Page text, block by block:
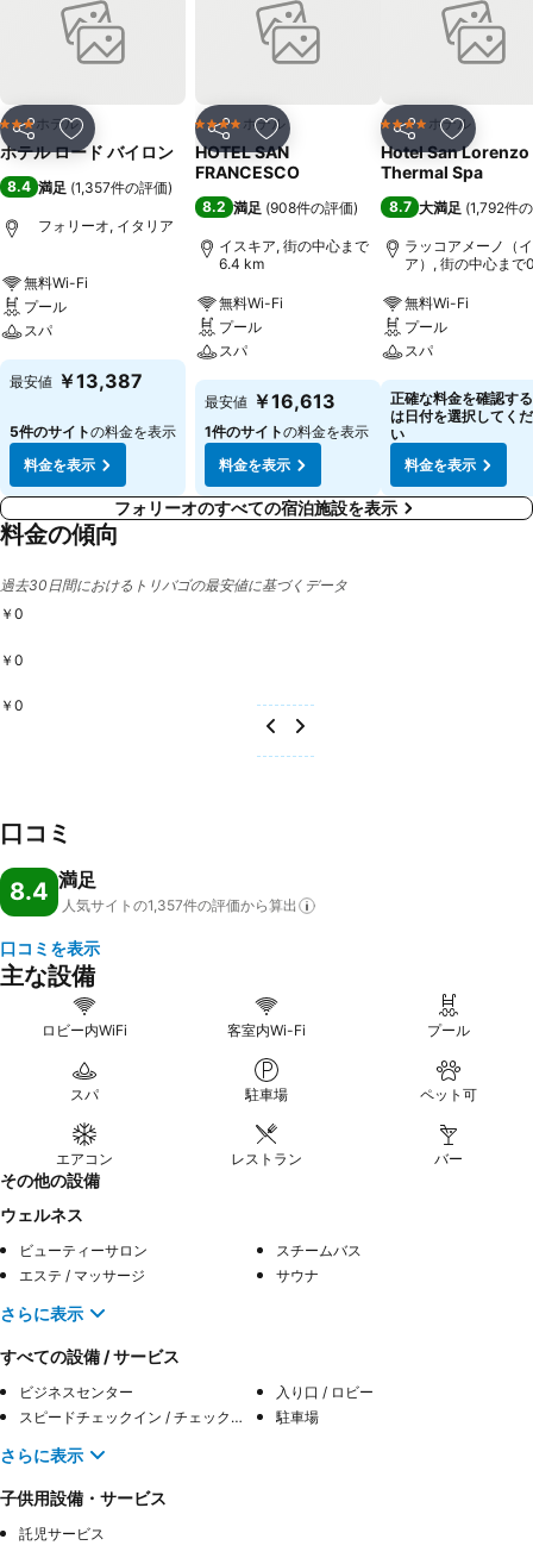
シェア お気に入りに追加
3 ホテルのランク
ホテル
ホテル ロード バイロン
8.4 満足 (1,357件の評価)
フォリーオ, イタリア
無料Wi-Fi
プール
スパ
最安値 ￥13,387
5件のサイトの料金を表示
料金を表示
シェア お気に入りに追加
4 ホテルのランク
ホテル
HOTEL SAN
FRANCESCO
8.2 満足 (908件の評価)
イスキア, 街の中心まで
6.4 km
無料Wi-Fi
プール
スパ
最安値 ￥16,613
1件のサイトの料金を表示
料金を表示
シェア お気に入
4 ホテルのランク
ホテル
Hotel San Lorenzo
Thermal Spa
8.7 大満足 (1,792件
ラッコアメーノ（
ア）, 街の中心まで
無料Wi-Fi
プール
スパ
正確な料金を確認す
は日付を選択してく
い
料金を表示
フォリーオのすべての宿泊施設を表示
料金の傾向
過去30日間におけるトリバゴの最安値に基づくデータ
￥0
￥0
￥0
口コミ
8.4 満足
人気サイトの1,357件の評価から算出
口コミを表示
主な設備
ロビー内WiFi 客室内Wi-Fi プール
スパ 駐車場 ペット可
エアコン レストラン バー
その他の設備
ウェルネス
ビューティーサロン
スチームバス
エステ / マッサージ
サウナ
さらに表示
すべての設備 / サービス
ビジネスセンター
入り口 / ロビー
スピードチェックイン / チェックアウト
駐車場
さらに表示
子供用設備・サービス
託児サービス